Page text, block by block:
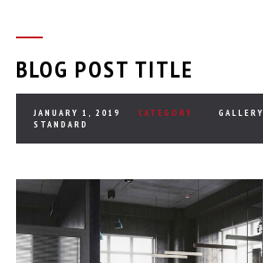
BLOG POST TITLE
JANUARY 1, 2019 CATEGORY : GALLERY
STANDARD